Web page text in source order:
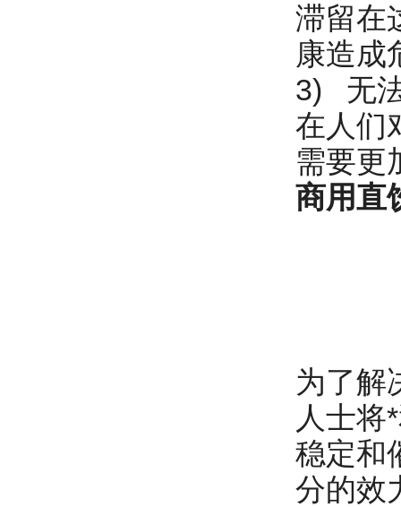
滞留在
康造成
3) 无
在人们
需要更
商用直
为了解
人士将
稳定和
分的效